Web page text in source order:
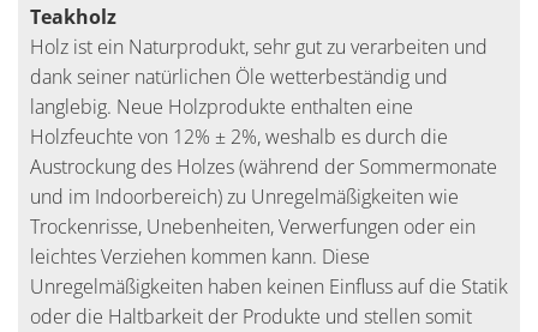
Teakholz
Holz ist ein Naturprodukt, sehr gut zu verarbeiten und
dank seiner natürlichen Öle wetterbeständig und
langlebig. Neue Holzprodukte enthalten eine
Holzfeuchte von 12% ± 2%, weshalb es durch die
Austrockung des Holzes (während der Sommermonate
und im Indoorbereich) zu Unregelmäßigkeiten wie
Trockenrisse, Unebenheiten, Verwerfungen oder ein
leichtes Verziehen kommen kann. Diese
Unregelmäßigkeiten haben keinen Einfluss auf die Statik
oder die Haltbarkeit der Produkte und stellen somit